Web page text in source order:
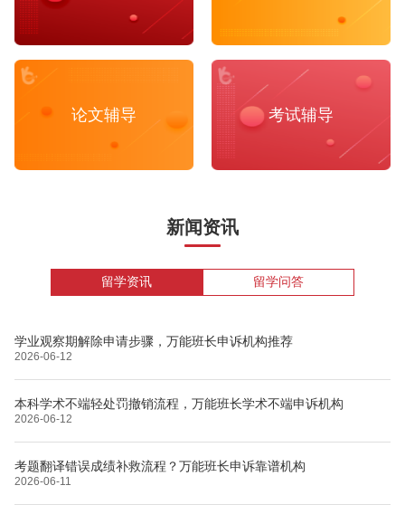
论文辅导 考试辅导
新闻资讯
留学资讯 留学问答
学业观察期解除申请步骤，万能班长申诉机构推荐
2026-06-12
本科学术不端轻处罚撤销流程，万能班长学术不端申诉机构
2026-06-12
考题翻译错误成绩补救流程？万能班长申诉靠谱机构
2026-06-11